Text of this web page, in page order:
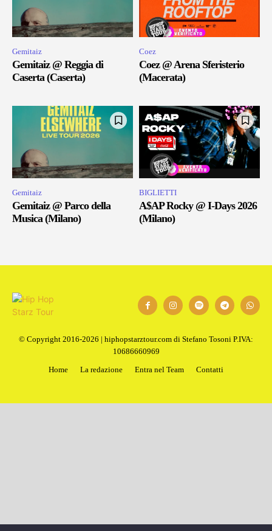
Gemitaiz
Gemitaiz @ Reggia di
Caserta (Caserta)
Coez
Coez @ Arena Sferisterio
(Macerata)
Gemitaiz
Gemitaiz @ Parco della
Musica (Milano)
BIGLIETTI
A$AP Rocky @ I-Days 2026
(Milano)
© Copyright 2016-2026 | hiphopstarztour.com di Stefano Tosoni P.IVA:
10686660969
Home
La redazione Entra nel Team Contatti